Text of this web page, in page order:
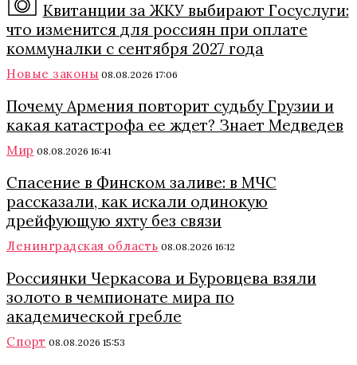
Квитанции за ЖКУ выбирают Госуслуги:
что изменится для россиян при оплате
коммуналки с сентября 2027 года
Новые законы 08.08.2026 17:06
Почему Армения повторит судьбу Грузии и
какая катастрофа ее ждет? Знает Медведев
Мир 08.08.2026 16:41
Спасение в Финском заливе: в МЧС
рассказали, как искали одинокую
дрейфующую яхту без связи
Ленинградская область 08.08.2026 16:12
Россиянки Черкасова и Буровцева взяли
золото в чемпионате мира по
академической гребле
Спорт 08.08.2026 15:53